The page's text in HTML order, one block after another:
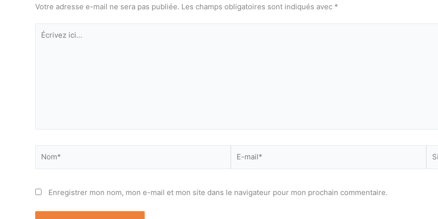
Votre adresse e-mail ne sera pas publiée. Les champs obligatoires sont indiqués avec *
Écrivez
ici…
mail*
Enregistrer mon nom, mon e-mail et mon site dans le navigateur pour mon prochain commentaire.